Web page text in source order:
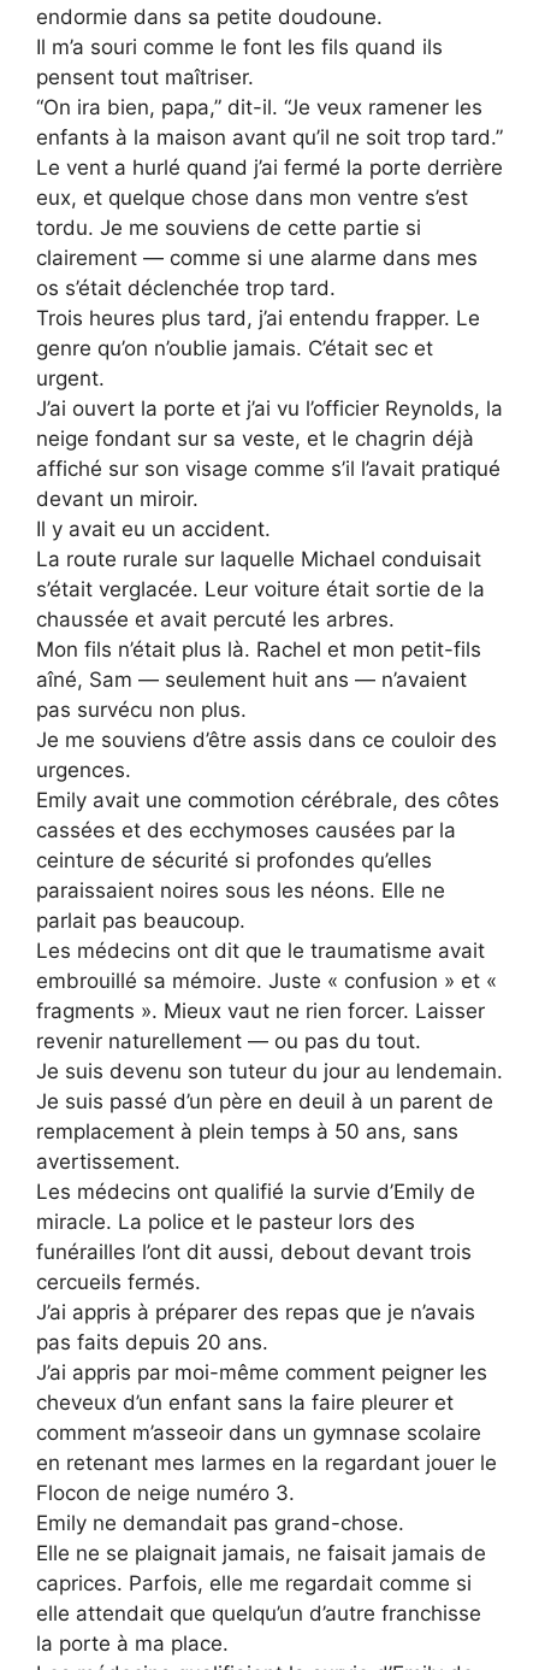
endormie dans sa petite doudoune.
Il m’a souri comme le font les fils quand ils
pensent tout maîtriser.
“On ira bien, papa,” dit-il. “Je veux ramener les
enfants à la maison avant qu’il ne soit trop tard.”
Le vent a hurlé quand j’ai fermé la porte derrière
eux, et quelque chose dans mon ventre s’est
tordu. Je me souviens de cette partie si
clairement — comme si une alarme dans mes
os s’était déclenchée trop tard.
Trois heures plus tard, j’ai entendu frapper. Le
genre qu’on n’oublie jamais. C’était sec et
urgent.
J’ai ouvert la porte et j’ai vu l’officier Reynolds, la
neige fondant sur sa veste, et le chagrin déjà
affiché sur son visage comme s’il l’avait pratiqué
devant un miroir.
Il y avait eu un accident.
La route rurale sur laquelle Michael conduisait
s’était verglacée. Leur voiture était sortie de la
chaussée et avait percuté les arbres.
Mon fils n’était plus là. Rachel et mon petit-fils
aîné, Sam — seulement huit ans — n’avaient
pas survécu non plus.
Je me souviens d’être assis dans ce couloir des
urgences.
Emily avait une commotion cérébrale, des côtes
cassées et des ecchymoses causées par la
ceinture de sécurité si profondes qu’elles
paraissaient noires sous les néons. Elle ne
parlait pas beaucoup.
Les médecins ont dit que le traumatisme avait
embrouillé sa mémoire. Juste « confusion » et «
fragments ». Mieux vaut ne rien forcer. Laisser
revenir naturellement — ou pas du tout.
Je suis devenu son tuteur du jour au lendemain.
Je suis passé d’un père en deuil à un parent de
remplacement à plein temps à 50 ans, sans
avertissement.
Les médecins ont qualifié la survie d’Emily de
miracle. La police et le pasteur lors des
funérailles l’ont dit aussi, debout devant trois
cercueils fermés.
J’ai appris à préparer des repas que je n’avais
pas faits depuis 20 ans.
J’ai appris par moi-même comment peigner les
cheveux d’un enfant sans la faire pleurer et
comment m’asseoir dans un gymnase scolaire
en retenant mes larmes en la regardant jouer le
Flocon de neige numéro 3.
Emily ne demandait pas grand-chose.
Elle ne se plaignait jamais, ne faisait jamais de
caprices. Parfois, elle me regardait comme si
elle attendait que quelqu’un d’autre franchisse
la porte à ma place.